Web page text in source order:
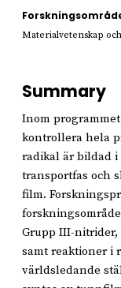
Materialvetenskap
Summary
Inom
kontrollera hela
radikal är bildad i
transportfas och
film.
Grupp III-
samt reaktioner i
världsledande